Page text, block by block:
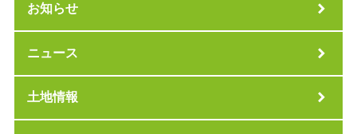
お知らせ
ニュース
土地情報